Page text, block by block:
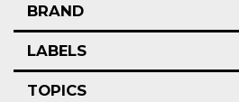
BRAND
LABELS
TOPICS